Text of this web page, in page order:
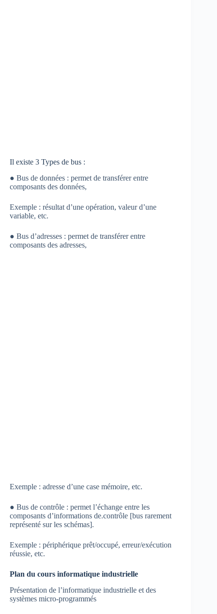
Il existe 3 Types de bus :
● Bus de données : permet de transférer entre
composants des données,
Exemple : résultat d’une opération, valeur d’une
variable, etc.
● Bus d’adresses : permet de transférer entre
composants des adresses,
Exemple : adresse d’une case mémoire, etc.
● Bus de contrôle : permet l’échange entre les
composants d’informations de.contrôle [bus rarement
représenté sur les schémas].
Exemple : périphérique prêt/occupé, erreur/exécution
réussie, etc.
Plan du cours informatique industrielle
Présentation de l’informatique industrielle et des
systèmes micro-programmés